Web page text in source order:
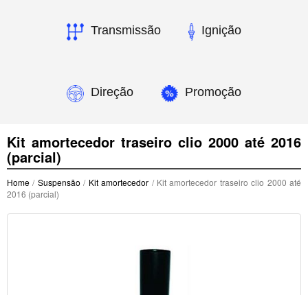
Transmissão Ignição
Direção Promoção
Kit amortecedor traseiro clio 2000 até 2016
(parcial)
Home / Suspensão / Kit amortecedor / Kit amortecedor traseiro clio 2000 até
2016 (parcial)